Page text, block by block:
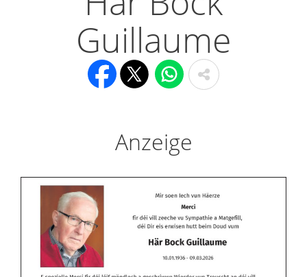
Guillaume
Anzeige